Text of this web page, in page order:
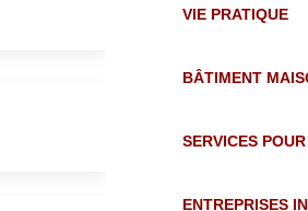
VIE PRATIQUE
BÂTIMENT
SERVICES
ENTREPRISES